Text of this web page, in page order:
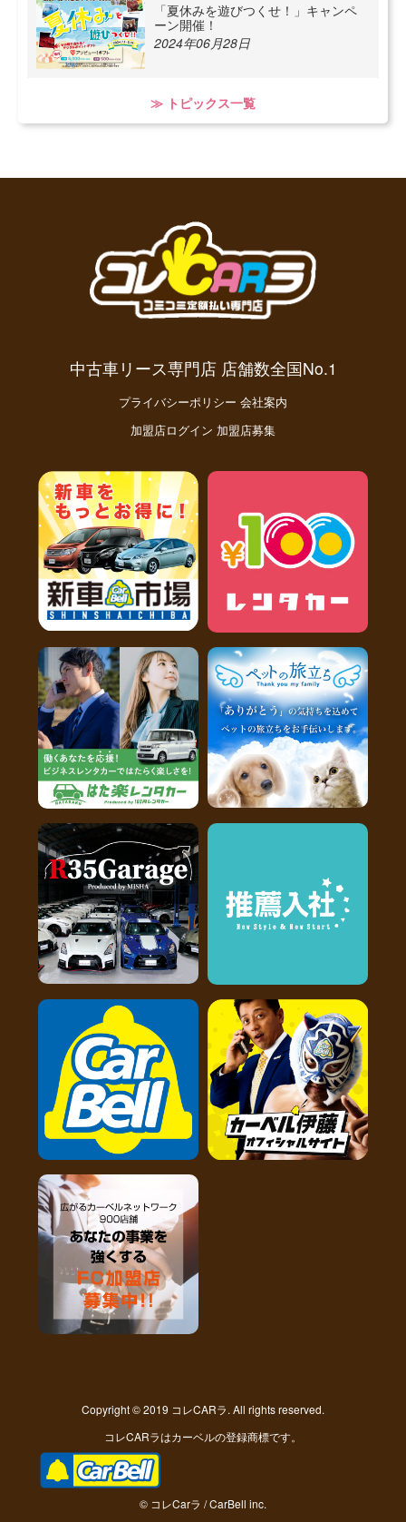
「夏休みを遊びつくせ！」キャンペ
ーン開催！
2024年06月28日
≫ トピックス一覧
中古車リース専門店 店舗数全国No.1
プライバシーポリシー 会社案内
加盟店ログイン 加盟店募集
Copyright © 2019 コレCARラ. All rights reserved.
コレCARラはカーベルの登録商標です。
© コレCarラ / CarBell inc.